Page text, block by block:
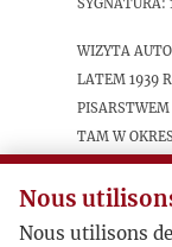
Wizyta
latem 1939
pisarstwem
tam w
Nous
Nous utilisons